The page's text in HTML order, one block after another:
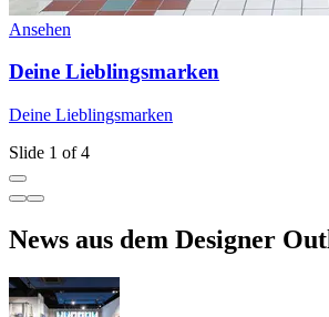
Ansehen
Deine Lieblingsmarken
Deine Lieblingsmarken
Slide 1 of 4
News aus dem Designer